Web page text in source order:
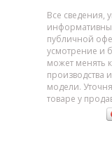
Все сведения,
публичной
усмотрение и
может менять
производства
модели.
товаре у